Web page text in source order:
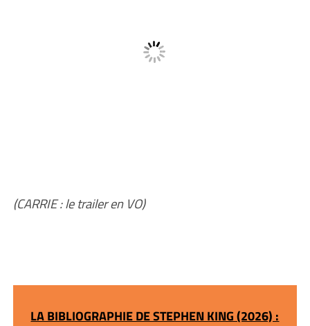
(CARRIE : le trailer en VO)
LA BIBLIOGRAPHIE DE STEPHEN KING (2026) :